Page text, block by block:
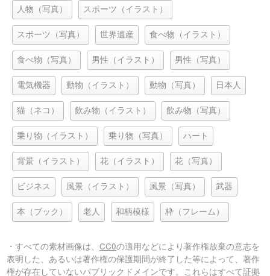
人物（写真） スポーツ（イラスト）
スポーツ（写真） 世界遺産 食べ物（イラスト）
食べ物（写真） 男性（イラスト） 男性（写真）
電気機器 動物（イラスト） 動物（写真） 日本人
猫（ネコ） 飲み物（イラスト） 飲み物（写真）
乗り物（イラスト） 乗り物（写真） ハート
背景（イラスト） 花（イラスト） 花（写真）
ビジネス 風景（イラスト） 風景（写真） 武器
本（ブック） 老人 和柄模様 枠（フレーム）
・すべての素材画像は、CC0の適用などにより著作権放棄の意志を
表明した、あるいは著作権の保護期間が終了した等によって、著作
権が存在していないパブリックドメインです。これらはすべて証拠